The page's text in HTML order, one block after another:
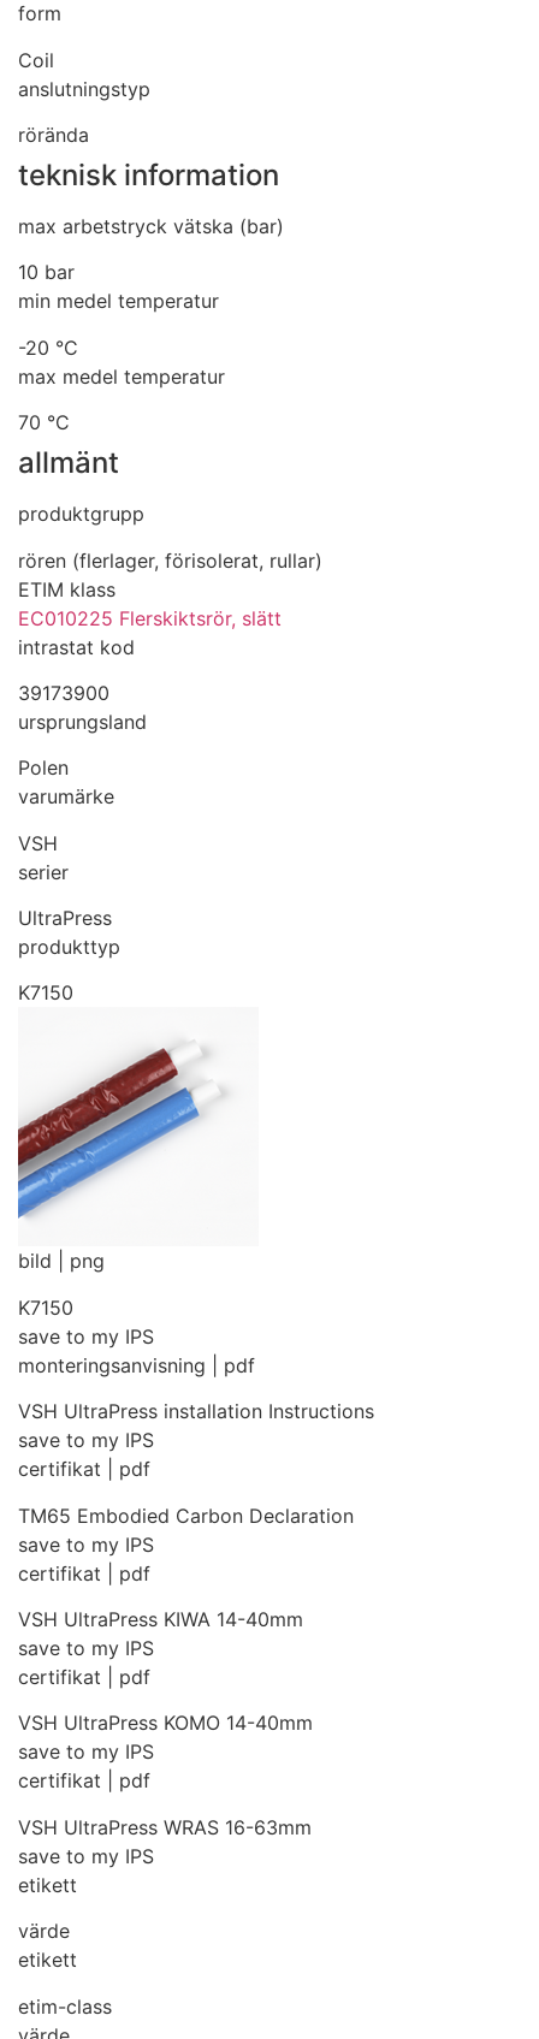
form
Coil
anslutningstyp
rörända
teknisk information
max arbetstryck vätska (bar)
10 bar
min medel temperatur
-20 °C
max medel temperatur
70 °C
allmänt
produktgrupp
rören (flerlager, förisolerat, rullar)
ETIM klass
EC010225 Flerskiktsrör, slätt
intrastat kod
39173900
ursprungsland
Polen
varumärke
VSH
serier
UltraPress
produkttyp
K7150
bild | png
K7150
save to my IPS
monteringsanvisning | pdf
VSH UltraPress installation Instructions
save to my IPS
certifikat | pdf
TM65 Embodied Carbon Declaration
save to my IPS
certifikat | pdf
VSH UltraPress KIWA 14-40mm
save to my IPS
certifikat | pdf
VSH UltraPress KOMO 14-40mm
save to my IPS
certifikat | pdf
VSH UltraPress WRAS 16-63mm
save to my IPS
etikett
värde
etikett
etim-class